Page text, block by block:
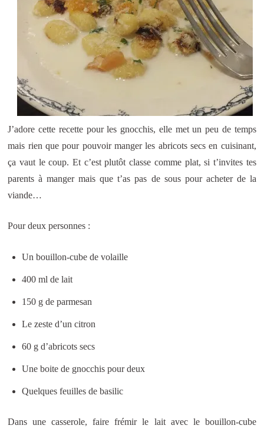
J’adore cette recette pour les gnocchis, elle met un peu de temps
mais rien que pour pouvoir manger les abricots secs en cuisinant,
ça vaut le coup. Et c’est plutôt classe comme plat, si t’invites tes
parents à manger mais que t’as pas de sous pour acheter de la
viande…
Pour deux personnes :
Un bouillon-cube de volaille
400 ml de lait
150 g de parmesan
Le zeste d’un citron
60 g d’abricots secs
Une boite de gnocchis pour deux
Quelques feuilles de basilic
Dans une casserole, faire frémir le lait avec le bouillon-cube